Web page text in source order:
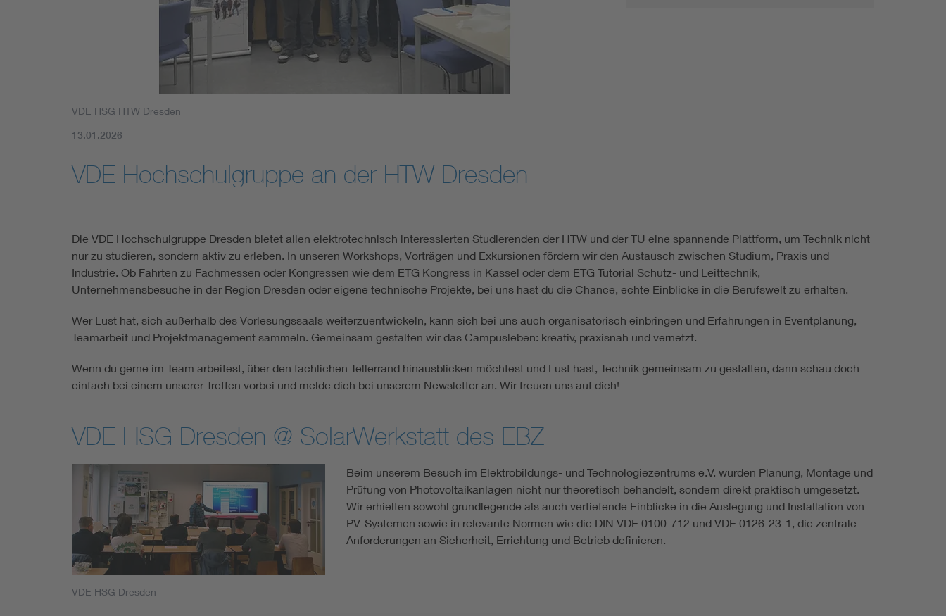
Energy storage
Functional safety
VDE HSG HTW Dresden
13.01.2026
VDE Hochschulgruppe an der HTW Dresden
Die VDE Hochschulgruppe Dresden bietet allen elektrotechnisch interessierten Studierenden der HTW und der TU eine spannende Plattform, um Technik nicht
nur zu studieren, sondern aktiv zu erleben. In unseren Workshops, Vorträgen und Exkursionen fördern wir den Austausch zwischen Studium, Praxis und
Industrie. Ob Fahrten zu Fachmessen oder Kongressen wie dem ETG Kongress in Kassel oder dem ETG Tutorial Schutz- und Leittechnik,
Unternehmensbesuche in der Region Dresden oder eigene technische Projekte, bei uns hast du die Chance, echte Einblicke in die Berufswelt zu erhalten.
Wer Lust hat, sich außerhalb des Vorlesungssaals weiterzuentwickeln, kann sich bei uns auch organisatorisch einbringen und Erfahrungen in Eventplanung,
Teamarbeit und Projektmanagement sammeln. Gemeinsam gestalten wir das Campusleben: kreativ, praxisnah und vernetzt.
Wenn du gerne im Team arbeitest, über den fachlichen Tellerrand hinausblicken möchtest und Lust hast, Technik gemeinsam zu gestalten, dann schau doch
einfach bei einem unserer Treffen vorbei und melde dich bei unserem Newsletter an. Wir freuen uns auf dich!
VDE HSG Dresden @ SolarWerkstatt des EBZ
VDE HSG Dresden
Beim unserem Besuch im Elektrobildungs- und Technologiezentrums e.V. wurden Planung, Montage und
Prüfung von Photovoltaikanlagen nicht nur theoretisch behandelt, sondern direkt praktisch umgesetzt.
Wir erhielten sowohl grundlegende als auch vertiefende Einblicke in die Auslegung und Installation von
PV-Systemen sowie in relevante Normen wie die DIN VDE 0100-712 und VDE 0126-23-1, die zentrale
Anforderungen an Sicherheit, Errichtung und Betrieb definieren.